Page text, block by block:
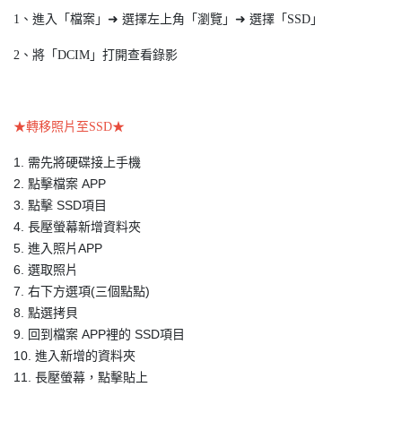
1、進入「檔案」➜ 選擇左上角「瀏覽」➜ 選擇「SSD」
2、將「DCIM」打開查看錄影
★轉移照片至SSD★
1. 需先將硬碟接上手機
2. 點擊檔案 APP
3. 點擊 SSD項目
4. 長壓螢幕新增資料夾
5. 進入照片APP
6. 選取照片
7. 右下方選項(三個點點)
8. 點選拷貝
9. 回到檔案 APP裡的 SSD項目
10. 進入新增的資料夾
11. 長壓螢幕，點擊貼上